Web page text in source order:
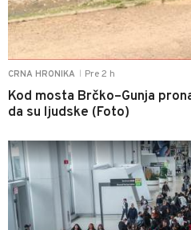
CRNA HRONIKA Pre 2 h
Kod mosta Brčko–Gunja
da su ljudske (Foto)